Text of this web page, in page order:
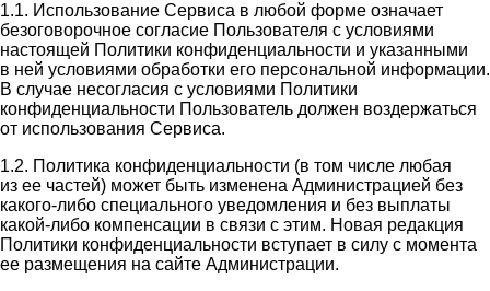
1.1. Использование Сервиса в любой форме означает
безоговорочное согласие Пользователя с условиями
настоящей Политики конфиденциальности и указанными
в ней условиями обработки его персональной информации.
В случае несогласия с условиями Политики
конфиденциальности Пользователь должен воздержаться
от использования Сервиса.
1.2. Политика конфиденциальности (в том числе любая
из ее частей) может быть изменена Администрацией без
какого-либо специального уведомления и без выплаты
какой-либо компенсации в связи с этим. Новая редакция
Политики конфиденциальности вступает в силу с момента
ее размещения на сайте Администрации.